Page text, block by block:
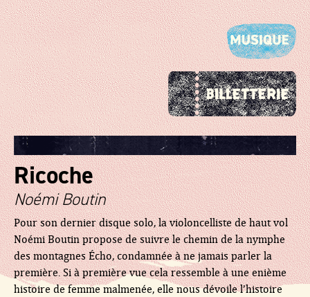
Ricoche
Noémi Boutin
Pour son dernier disque solo, la violoncelliste de haut vol
Noémi Boutin propose de suivre le chemin de la nymphe
des montagnes Écho, condamnée à ne jamais parler la
première. Si à première vue cela ressemble à une enième
histoire de femme malmenée, elle nous dévoile l’histoire